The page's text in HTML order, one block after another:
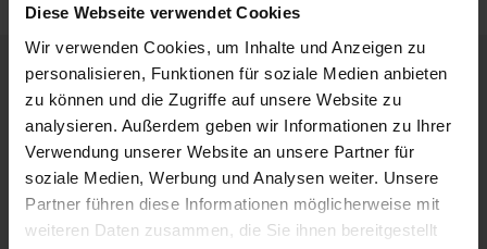
Diese Webseite verwendet Cookies
Wir verwenden Cookies, um Inhalte und Anzeigen zu
personalisieren, Funktionen für soziale Medien anbieten
zu können und die Zugriffe auf unsere Website zu
analysieren. Außerdem geben wir Informationen zu Ihrer
Verwendung unserer Website an unsere Partner für
soziale Medien, Werbung und Analysen weiter. Unsere
Partner führen diese Informationen möglicherweise mit
weiteren Daten zusammen, die Sie ihnen bereitgestellt
Höchst- und Tiefststände der
Pelletspreise in Langenlebarn
Die Tabelle zeigt dieHöchst- und Tiefststände der
Pelletspreise für lose Holzpellets. Das dazugehörige
Datum zeigt, wann der Höchst- oder Tiefststand im